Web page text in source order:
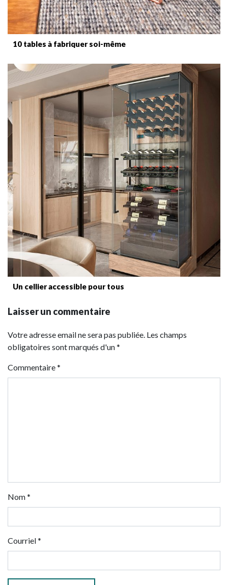
10 tables à fabriquer soi-même
Un cellier accessible pour tous
Laisser un commentaire
Votre adresse email ne sera pas publiée. Les champs
obligatoires sont marqués d'un *
Commentaire*
Nom*
Courriel*